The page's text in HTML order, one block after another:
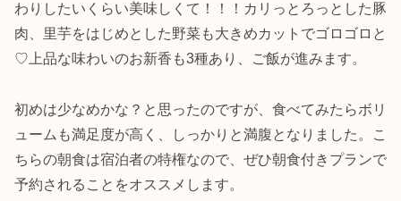
わりしたいくらい美味しくて！！！カリっとろっとした豚
肉、里芋をはじめとした野菜も大きめカットでゴロゴロと
♡上品な味わいのお新香も3種あり、ご飯が進みます。
初めは少なめかな？と思ったのですが、食べてみたらボリ
ュームも満足度が高く、しっかりと満腹となりました。こ
ちらの朝食は宿泊者の特権なので、ぜひ朝食付きプランで
予約されることをオススメします。